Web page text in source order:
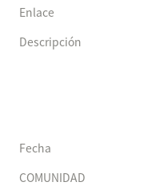
Enlace
Descripción
Fecha
COMUNIDAD